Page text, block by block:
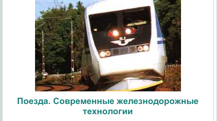
Поезда. Современные железнодорожные
технологии